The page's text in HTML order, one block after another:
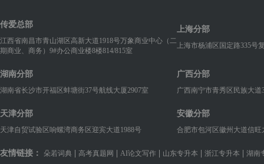
传爱总部
江西省南昌市青山湖区高新大道1918号万象商业中心（二
期商业、商务）9#办公商业楼8楼814/815室
上海分部
上海市杨浦区国定路335号
湖南分部
湖南省长沙市开福区蚌塘街37号航线大厦2907室
广西分部
广西南宁市青秀区民族大
天津分部
天津自贸试验区响螺湾商务区迎宾大道1988号
安徽分部
合肥市包河区徽州大道信旺
友情链接： 朵若词典 | 高考真题网 | AI论文写作 | 山东专升本 | 浙江专升本 | 湖南